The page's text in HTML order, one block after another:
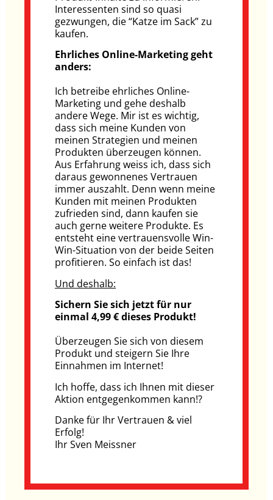
Interessenten sind so quasi
gezwungen, die “Katze im Sack” zu
kaufen.
Ehrliches Online-Marketing geht
anders:
Ich betreibe ehrliches Online-
Marketing und gehe deshalb
andere Wege. Mir ist es wichtig,
dass sich meine Kunden von
meinen Strategien und meinen
Produkten überzeugen können.
Aus Erfahrung weiss ich, dass sich
daraus gewonnenes Vertrauen
immer auszahlt. Denn wenn meine
Kunden mit meinen Produkten
zufrieden sind, dann kaufen sie
auch gerne weitere Produkte. Es
entsteht eine vertrauensvolle Win-
Win-Situation von der beide Seiten
profitieren. So einfach ist das!
Und deshalb:
Sichern Sie sich jetzt für nur
einmal 4,99 € dieses Produkt!
Überzeugen Sie sich von diesem
Produkt und steigern Sie Ihre
Einnahmen im Internet!
Ich hoffe, dass ich Ihnen mit dieser
Aktion entgegenkommen kann!?
Danke für Ihr Vertrauen & viel
Erfolg!
Ihr Sven Meissner